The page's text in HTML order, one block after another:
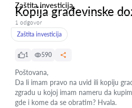
Zaštita investicija
Kopija građevinske
1 odgovor
Zaštita investicija
1 590
Poštovana,
Da li imam pravo na uvid ili kopiju
zgradu u kojoj imam nameru da
gde i kome da se obratim? Hvala.